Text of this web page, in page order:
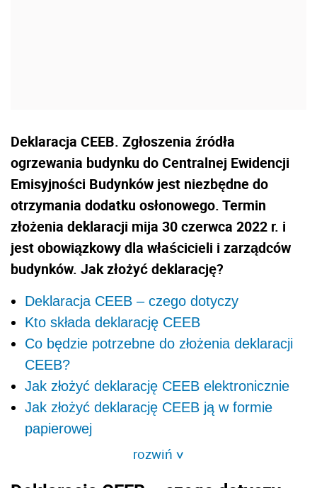
Deklaracja CEEB. Zgłoszenia źródła
ogrzewania budynku do Centralnej Ewidencji
Emisyjności Budynków jest niezbędne do
otrzymania dodatku osłonowego. Termin
złożenia deklaracji mija 30 czerwca 2022 r. i
jest obowiązkowy dla właścicieli i zarządców
budynków. Jak złożyć deklarację?
Deklaracja CEEB – czego dotyczy
Kto składa deklarację CEEB
Co będzie potrzebne do złożenia deklaracji
CEEB?
Jak złożyć deklarację CEEB elektronicznie
Jak złożyć deklarację CEEB ją w formie
papierowej
rozwiń>